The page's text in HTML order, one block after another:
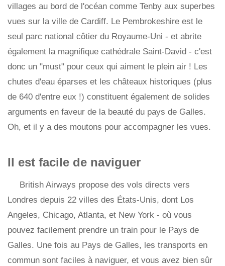
villages au bord de l'océan comme Tenby aux superbes
vues sur la ville de Cardiff. Le Pembrokeshire est le
seul parc national côtier du Royaume-Uni - et abrite
également la magnifique cathédrale Saint-David - c'est
donc un "must" pour ceux qui aiment le plein air ! Les
chutes d'eau éparses et les châteaux historiques (plus
de 640 d'entre eux !) constituent également de solides
arguments en faveur de la beauté du pays de Galles.
Oh, et il y a des moutons pour accompagner les vues.
Il est facile de naviguer
British Airways propose des vols directs vers
Londres depuis 22 villes des États-Unis, dont Los
Angeles, Chicago, Atlanta, et New York - où vous
pouvez facilement prendre un train pour le Pays de
Galles. Une fois au Pays de Galles, les transports en
commun sont faciles à naviguer, et vous avez bien sûr